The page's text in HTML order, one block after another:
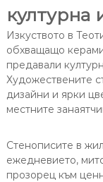
културна
Изкуството в
обхващащо
предавали
Художествените
дизайни и ярки
местните
Стенописите в
ежедневието,
прозорец към